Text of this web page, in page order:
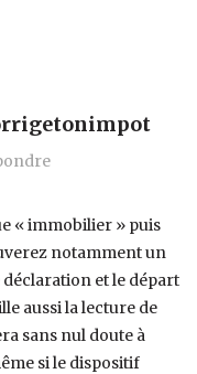
« immobilier » puis
notamment un
et le départ
aussi la lecture de
sans nul doute à
si le dispositif